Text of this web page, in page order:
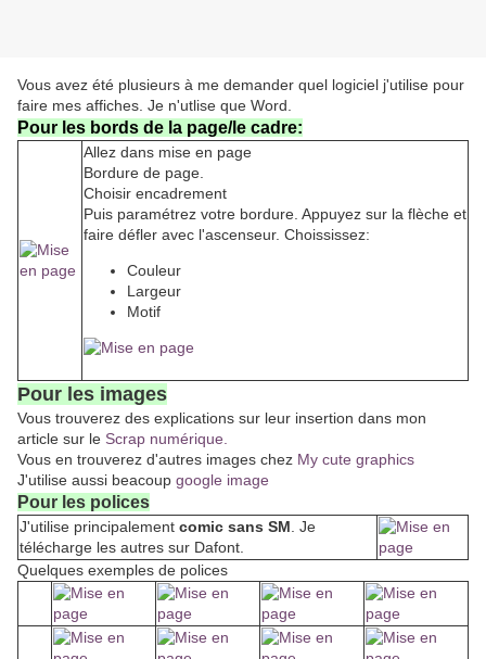
Vous avez été plusieurs à me demander quel logiciel j'utilise pour
faire mes affiches. Je n'utlise que Word.
Pour les bords de la page/le cadre:
Allez dans mise en page
Bordure de page.
Choisir encadrement
Puis paramétrez votre bordure. Appuyez sur la flèche et
faire défler avec l'ascenseur. Choississez:
Couleur
Largeur
Motif
Pour les images
Vous trouverez des explications sur leur insertion dans mon
article sur le Scrap numérique.
Vous en trouverez d'autres images chez My cute graphics
J'utilise aussi beacoup google image
Pour les polices
J'utilise principalement comic sans SM . Je
télécharge les autres sur Dafont.
Quelques exemples de polices